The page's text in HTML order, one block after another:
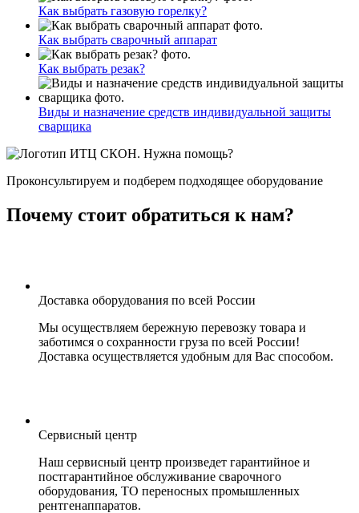
Как выбрать газовую горелку?
Как выбрать сварочный аппарат
Как выбрать резак?
Виды и назначение средств индивидуальной защиты
сварщика
Нужна помощь?
Проконсультируем и подберем подходящее оборудование
Почему стоит обратиться к нам?
Доставка оборудования по всей России
Мы осуществляем бережную перевозку товара и
заботимся о сохранности груза по всей России!
Доставка осуществляется удобным для Вас способом.
Сервисный центр
Наш сервисный центр произведет гарантийное и
постгарантийное обслуживание сварочного
оборудования, ТО переносных промышленных
рентгенаппаратов.